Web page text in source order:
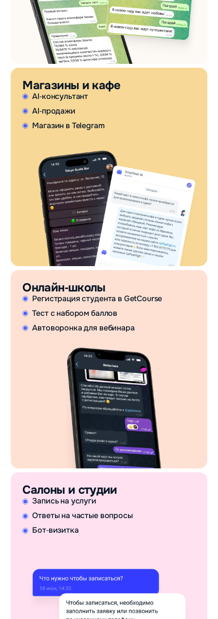
Магазины и кафе
AI‑консультант
AI‑продажи
Магазин в Telegram
Онлайн‑школы
Регистрация студента в GetCourse
Тест с набором баллов
Автоворонка для вебинара
Салоны и студии
Запись на услуги
Ответы на частые вопросы
Бот‑визитка